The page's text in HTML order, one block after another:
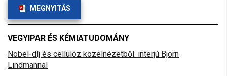
MEGNYITÁS
VEGYIPAR ÉS KÉMIATUDOMÁNY
Nobel-díj és cellulóz közelnézetből: interjú Björn
Lindmannal